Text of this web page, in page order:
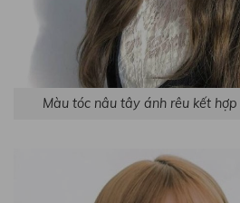
Màu tóc nâu tây ánh rêu kết